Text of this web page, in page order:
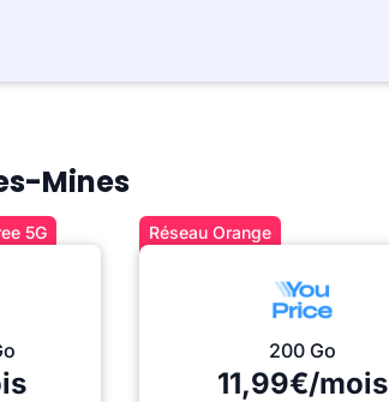
Mines
5G Réseau Orange
200 Go
11,99€/mois